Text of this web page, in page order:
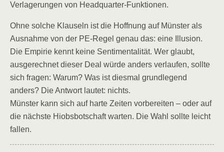
Verlagerungen von Headquarter-Funktionen.
Ohne solche Klauseln ist die Hoffnung auf Münster als
Ausnahme von der PE-Regel genau das: eine Illusion.
Die Empirie kennt keine Sentimentalität. Wer glaubt,
ausgerechnet dieser Deal würde anders verlaufen, sollte
sich fragen: Warum? Was ist diesmal grundlegend
anders? Die Antwort lautet: nichts.
Münster kann sich auf harte Zeiten vorbereiten – oder auf
die nächste Hiobsbotschaft warten. Die Wahl sollte leicht
fallen.